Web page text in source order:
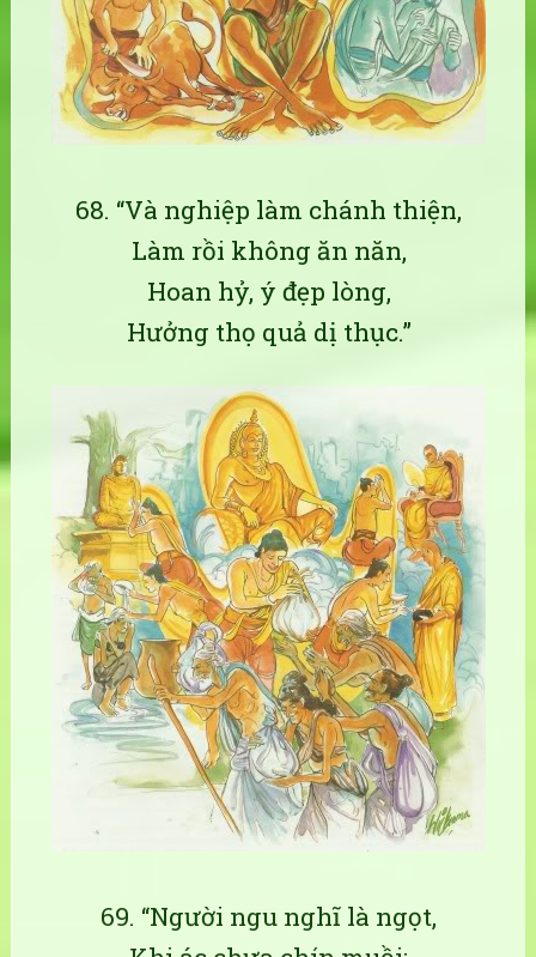
68. “Và nghiệp làm chánh thiện,
Làm rồi không ăn năn,
Hoan hỷ, ý đẹp lòng,
Hưởng thọ quả dị thục.”
69. “Người ngu nghĩ là ngọt,